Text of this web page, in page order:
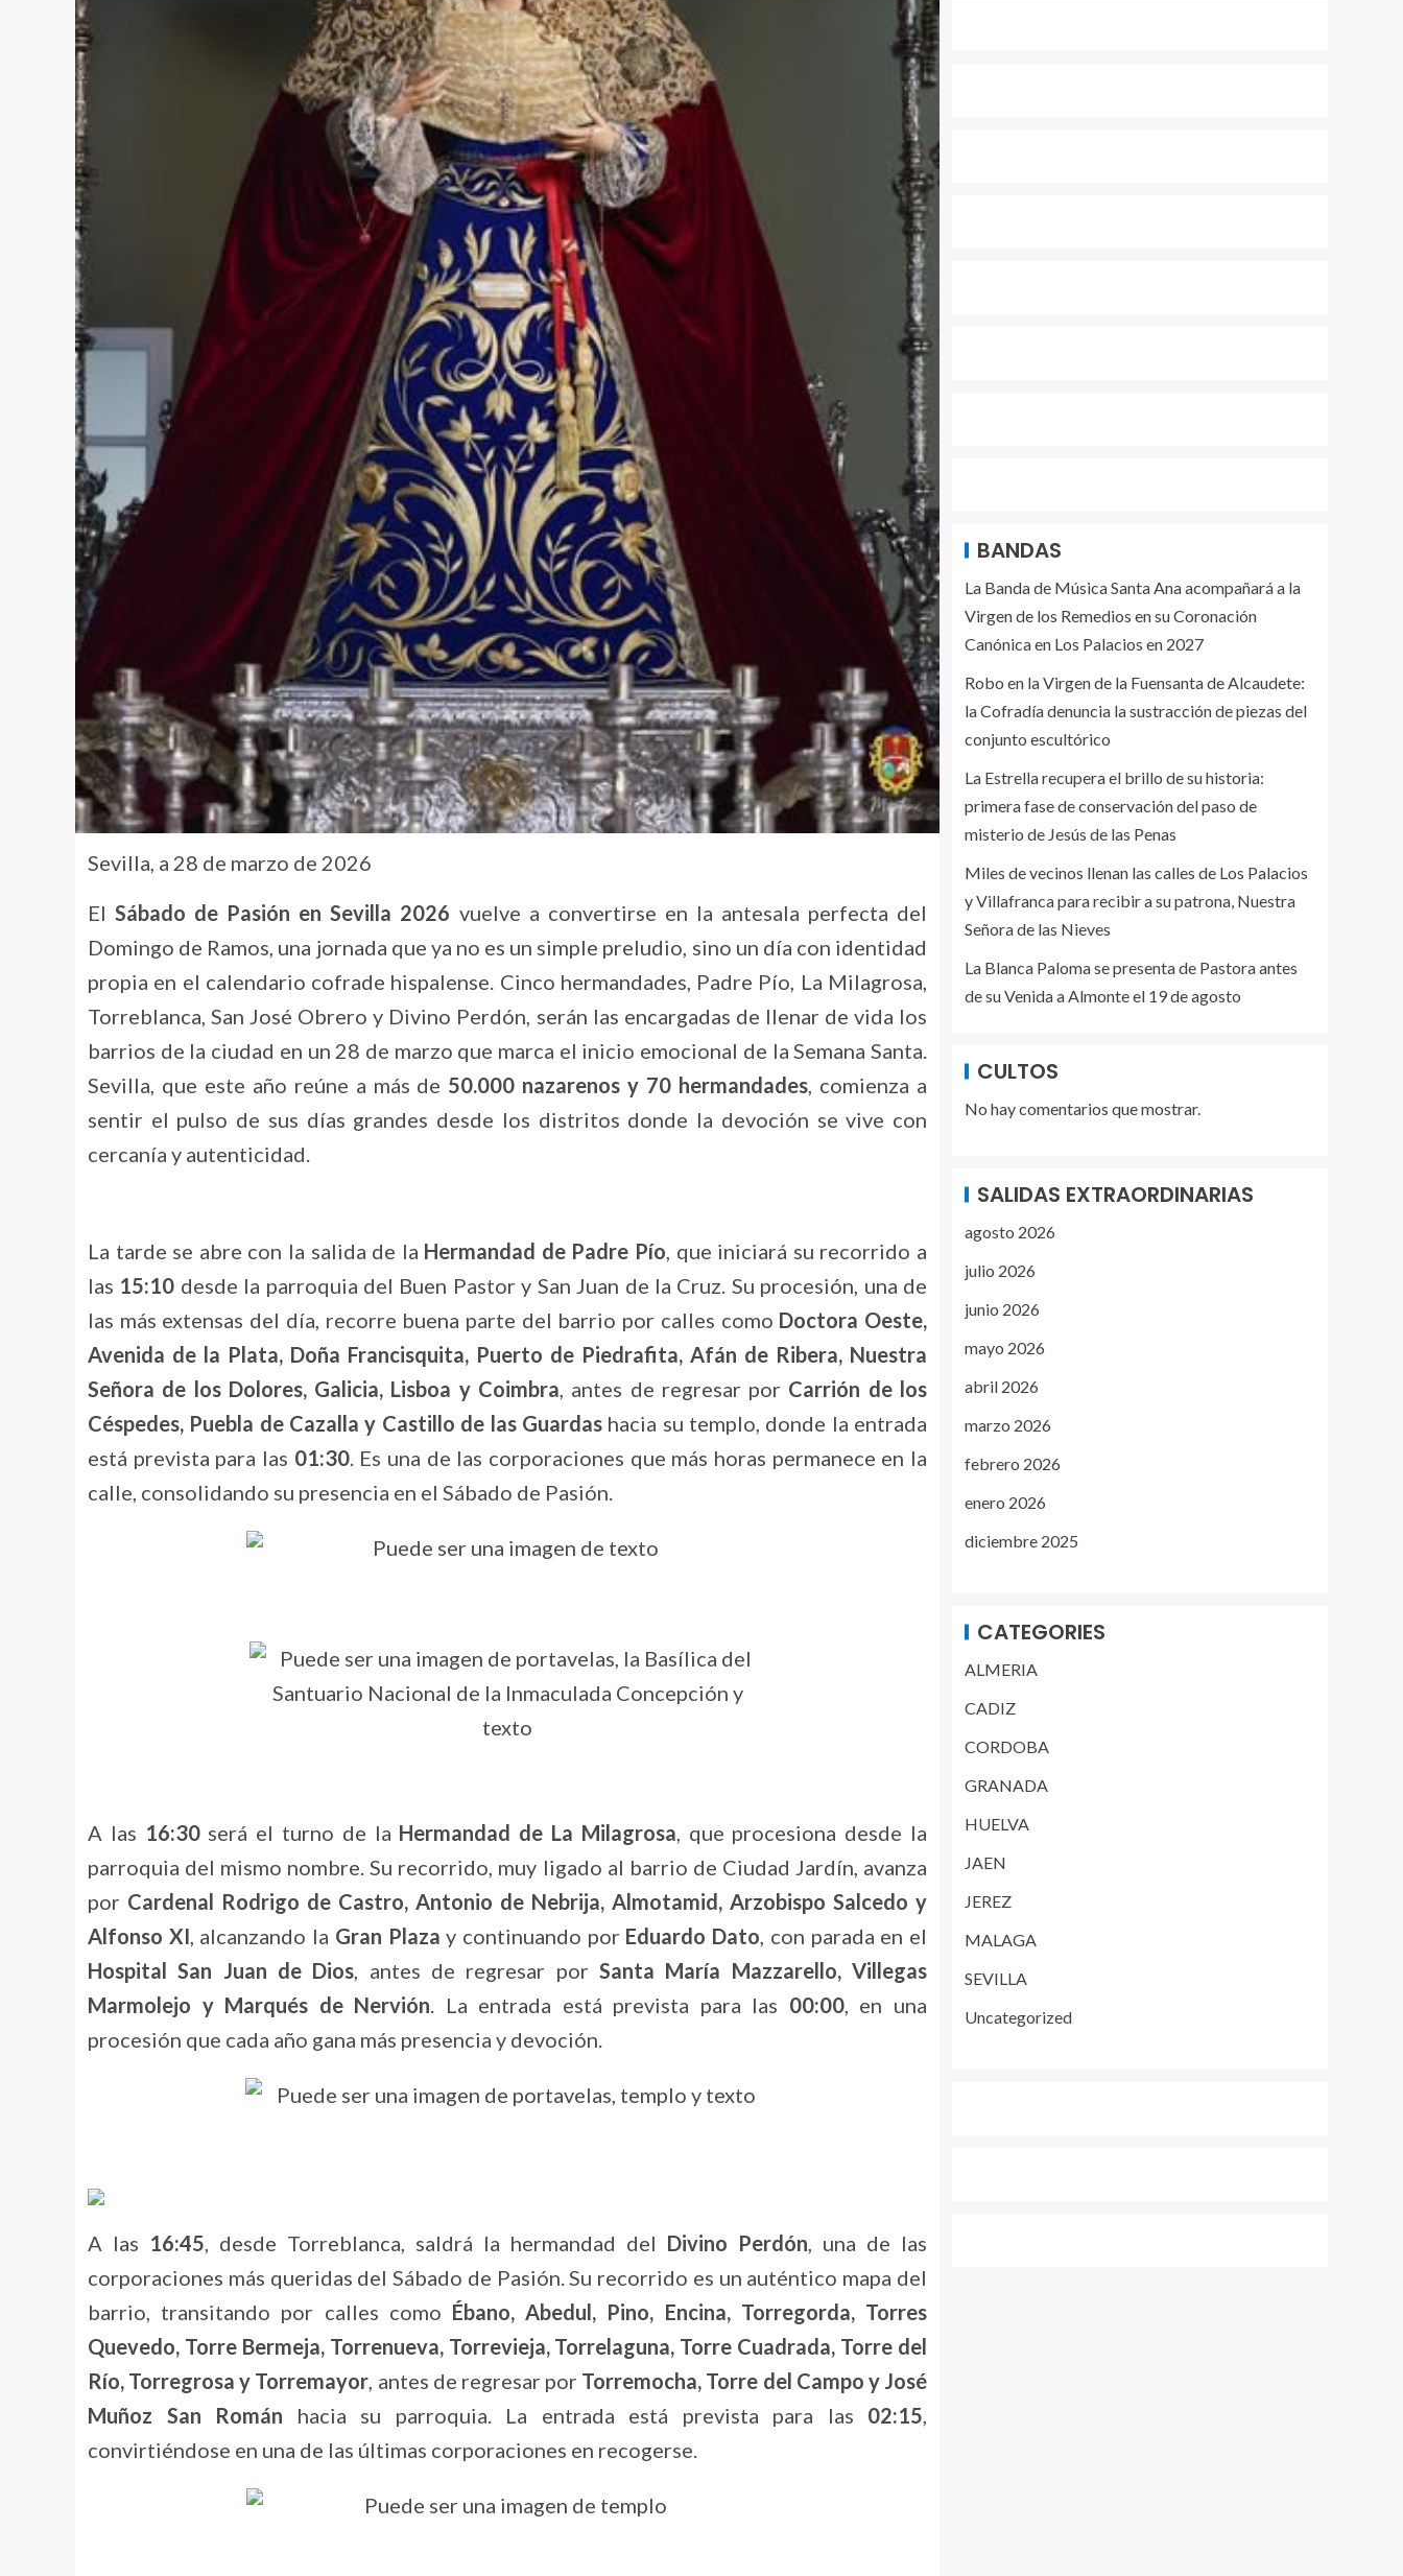
Sevilla, a 28 de marzo de 2026
ElSábado de Pasión en Sevilla 2026 vuelve a convertirse en la antesala perfecta del
Domingo de Ramos, una jornada que ya no es un simple preludio, sino un día con identidad
propia en el calendario cofrade hispalense. Cinco hermandades, Padre Pío, La Milagrosa,
Torreblanca, San José Obrero y Divino Perdón, serán las encargadas de llenar de vida los
barrios de la ciudad en un 28 de marzo que marca el inicio emocional de la Semana Santa.
Sevilla, que este año reúne a más de 50.000 nazarenos y 70 hermandades, comienza a
sentir el pulso de sus días grandes desde los distritos donde la devoción se vive con
cercanía y autenticidad.
La tarde se abre con la salida de la Hermandad de Padre Pío, que iniciará su recorrido a
las 15:10 desde la parroquia del Buen Pastor y San Juan de la Cruz. Su procesión, una de
las más extensas del día, recorre buena parte del barrio por calles como Doctora Oeste,
Avenida de la Plata, Doña Francisquita, Puerto de Piedrafita, Afán de Ribera, Nuestra
Señora de los Dolores, Galicia, Lisboa y Coimbra, antes de regresar por Carrión de los
Céspedes, Puebla de Cazalla y Castillo de las Guardashacia su templo, donde la entrada
está prevista para las 01:30. Es una de las corporaciones que más horas permanece en la
calle, consolidando su presencia en el Sábado de Pasión.
A las 16:30será el turno de la Hermandad de La Milagrosa, que procesiona desde la
parroquia del mismo nombre. Su recorrido, muy ligado al barrio de Ciudad Jardín, avanza
por Cardenal Rodrigo de Castro, Antonio de Nebrija, Almotamid, Arzobispo Salcedo y
Alfonso XI, alcanzando la Gran Plaza y continuando por Eduardo Dato, con parada en el
Hospital San Juan de Dios, antes de regresar porSanta María Mazzarello, Villegas
Marmolejo y Marqués de Nervión. La entrada está prevista para las 00:00, en una
procesión que cada año gana más presencia y devoción.
A las 16:45, desde Torreblanca, saldrá la hermandad del Divino Perdón, una de las
corporaciones más queridas del Sábado de Pasión. Su recorrido es un auténtico mapa del
barrio, transitando por calles como Ébano, Abedul, Pino, Encina, Torregorda, Torres
Quevedo, Torre Bermeja, Torrenueva, Torrevieja, Torrelaguna, Torre Cuadrada, Torre del
Río, Torregrosa y Torremayor, antes de regresar por Torremocha, Torre del Campo y José
Muñoz San Román hacia su parroquia. La entrada está prevista para las 02:15,
convirtiéndose en una de las últimas corporaciones en recogerse.
BANDAS
La Banda de Música Santa Ana acompañará a la
Virgen de los Remedios en su Coronación
Canónica en Los Palacios en 2027
Robo en la Virgen de la Fuensanta de Alcaudete:
la Cofradía denuncia la sustracción de piezas del
conjunto escultórico
La Estrella recupera el brillo de su historia:
primera fase de conservación del paso de
misterio de Jesús de las Penas
Miles de vecinos llenan las calles de Los Palacios
y Villafranca para recibir a su patrona, Nuestra
Señora de las Nieves
La Blanca Paloma se presenta de Pastora antes
de su Venida a Almonte el 19 de agosto
CULTOS
No hay comentarios que mostrar.
SALIDAS EXTRAORDINARIAS
agosto 2026
julio 2026
junio 2026
mayo 2026
abril 2026
marzo 2026
febrero 2026
enero 2026
diciembre 2025
CATEGORIES
ALMERIA
CADIZ
CORDOBA
GRANADA
HUELVA
JAEN
JEREZ
MALAGA
SEVILLA
Uncategorized